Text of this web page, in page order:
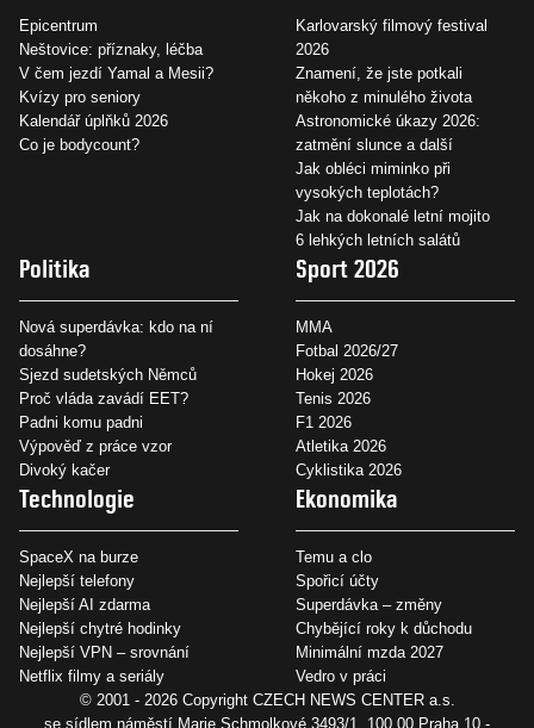
Epicentrum
Neštovice: příznaky, léčba
V čem jezdí Yamal a Mesii?
Kvízy pro seniory
Kalendář úplňků 2026
Co je bodycount?
Karlovarský filmový festival
2026
Znamení, že jste potkali
někoho z minulého života
Astronomické úkazy 2026:
zatmění slunce a další
Jak obléci miminko při
vysokých teplotách?
Jak na dokonalé letní mojito
6 lehkých letních salátů
Politika
Nová superdávka: kdo na ní
dosáhne?
Sjezd sudetských Němců
Proč vláda zavádí EET?
Padni komu padni
Výpověď z práce vzor
Divoký kačer
Sport 2026
MMA
Fotbal 2026/27
Hokej 2026
Tenis 2026
F1 2026
Atletika 2026
Cyklistika 2026
Technologie
SpaceX na burze
Nejlepší telefony
Nejlepší AI zdarma
Nejlepší chytré hodinky
Nejlepší VPN – srovnání
Netflix filmy a seriály
Ekonomika
Temu a clo
Spořicí účty
Superdávka – změny
Chybějící roky k důchodu
Minimální mzda 2027
Vedro v práci
© 2001 - 2026 Copyright CZECH NEWS CENTER a.s.
se sídlem náměstí Marie Schmolkové 3493/1, 100 00 Praha 10 -